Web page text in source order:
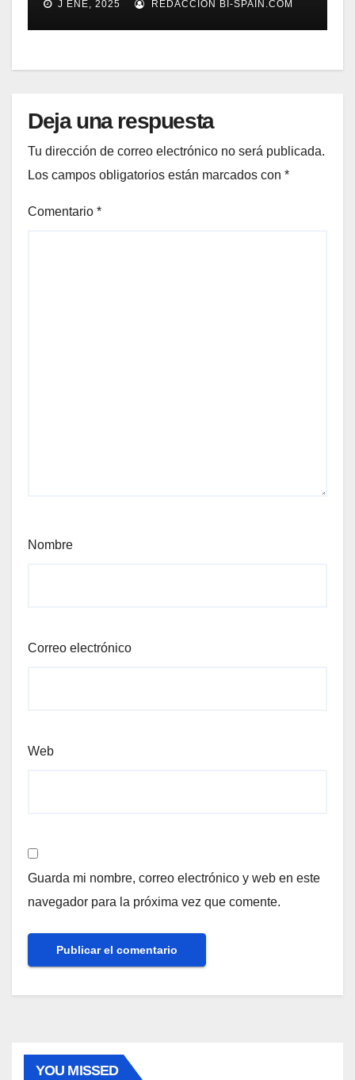
Gestión de Reclamaciones en
Seguros
J ENE, 2025 REDACCIÓN BI-SPAIN.COM
Deja una respuesta
Tu dirección de correo electrónico no será publicada.
Los campos obligatorios están marcados con *
Comentario *
Nombre
Correo electrónico
Web
Guarda mi nombre, correo electrónico y web en este
navegador para la próxima vez que comente.
YOU MISSED